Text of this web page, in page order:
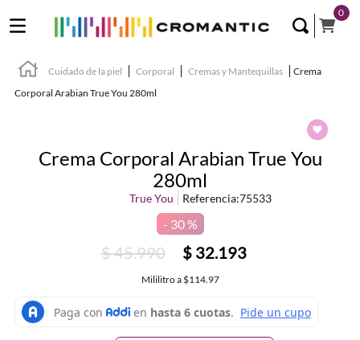
0
Cuidado de la piel Corporal Cremas y Mantequillas
Crema
Corporal Arabian True You 280ml
Crema Corporal Arabian True You
280ml
True You Referencia:75533
30 %
$45.990 $ 32.193
Mililitroa $114.97